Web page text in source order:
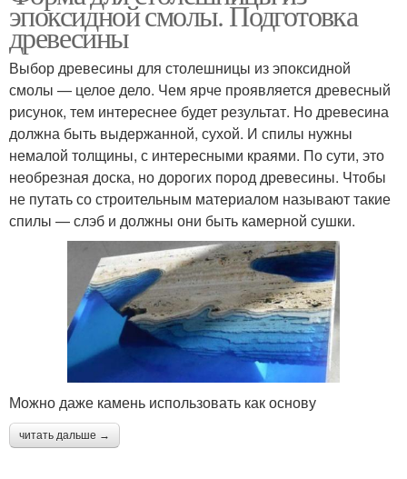
эпоксидной смолы. Подготовка
древесины
Выбор древесины для столешницы из эпоксидной
смолы — целое дело. Чем ярче проявляется древесный
рисунок, тем интереснее будет результат. Но древесина
должна быть выдержанной, сухой. И спилы нужны
немалой толщины, с интересными краями. По сути, это
необрезная доска, но дорогих пород древесины. Чтобы
не путать со строительным материалом называют такие
спилы — слэб и должны они быть камерной сушки.
Можно даже камень использовать как основу
читать дальше →